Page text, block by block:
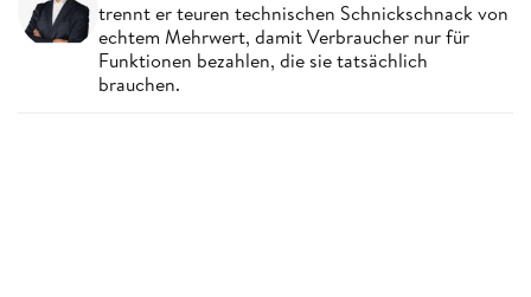
trennt er teuren technischen Schnickschnack von
echtem Mehrwert, damit Verbraucher nur für
Funktionen bezahlen, die sie tatsächlich
brauchen.